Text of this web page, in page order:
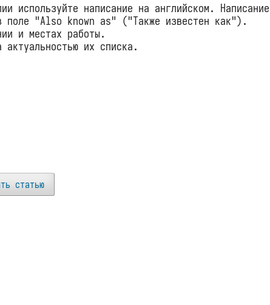
используйте написание на английском.
в поле "Also known as" ("Также известен как").
и местах работы.
их списка.
статью